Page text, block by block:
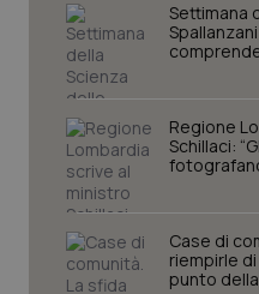
Settimana
Regione
Schillaci:
Case di
riempirle
punto
I cookie necessari
sito web abilitandone
navigazione sulle pagine
protette del sito. Il sito
funzionare